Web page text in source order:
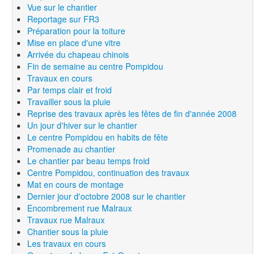
Vue sur le chantier
Reportage sur FR3
Préparation pour la toiture
Mise en place d'une vitre
Arrivée du chapeau chinois
Fin de semaine au centre Pompidou
Travaux en cours
Par temps clair et froid
Travailler sous la pluie
Reprise des travaux après les fêtes de fin d'année 2008
Un jour d'hiver sur le chantier
Le centre Pompidou en habits de fête
Promenade au chantier
Le chantier par beau temps froid
Centre Pompidou, continuation des travaux
Mat en cours de montage
Dernier jour d'octobre 2008 sur le chantier
Encombrement rue Malraux
Travaux rue Malraux
Chantier sous la pluie
Les travaux en cours